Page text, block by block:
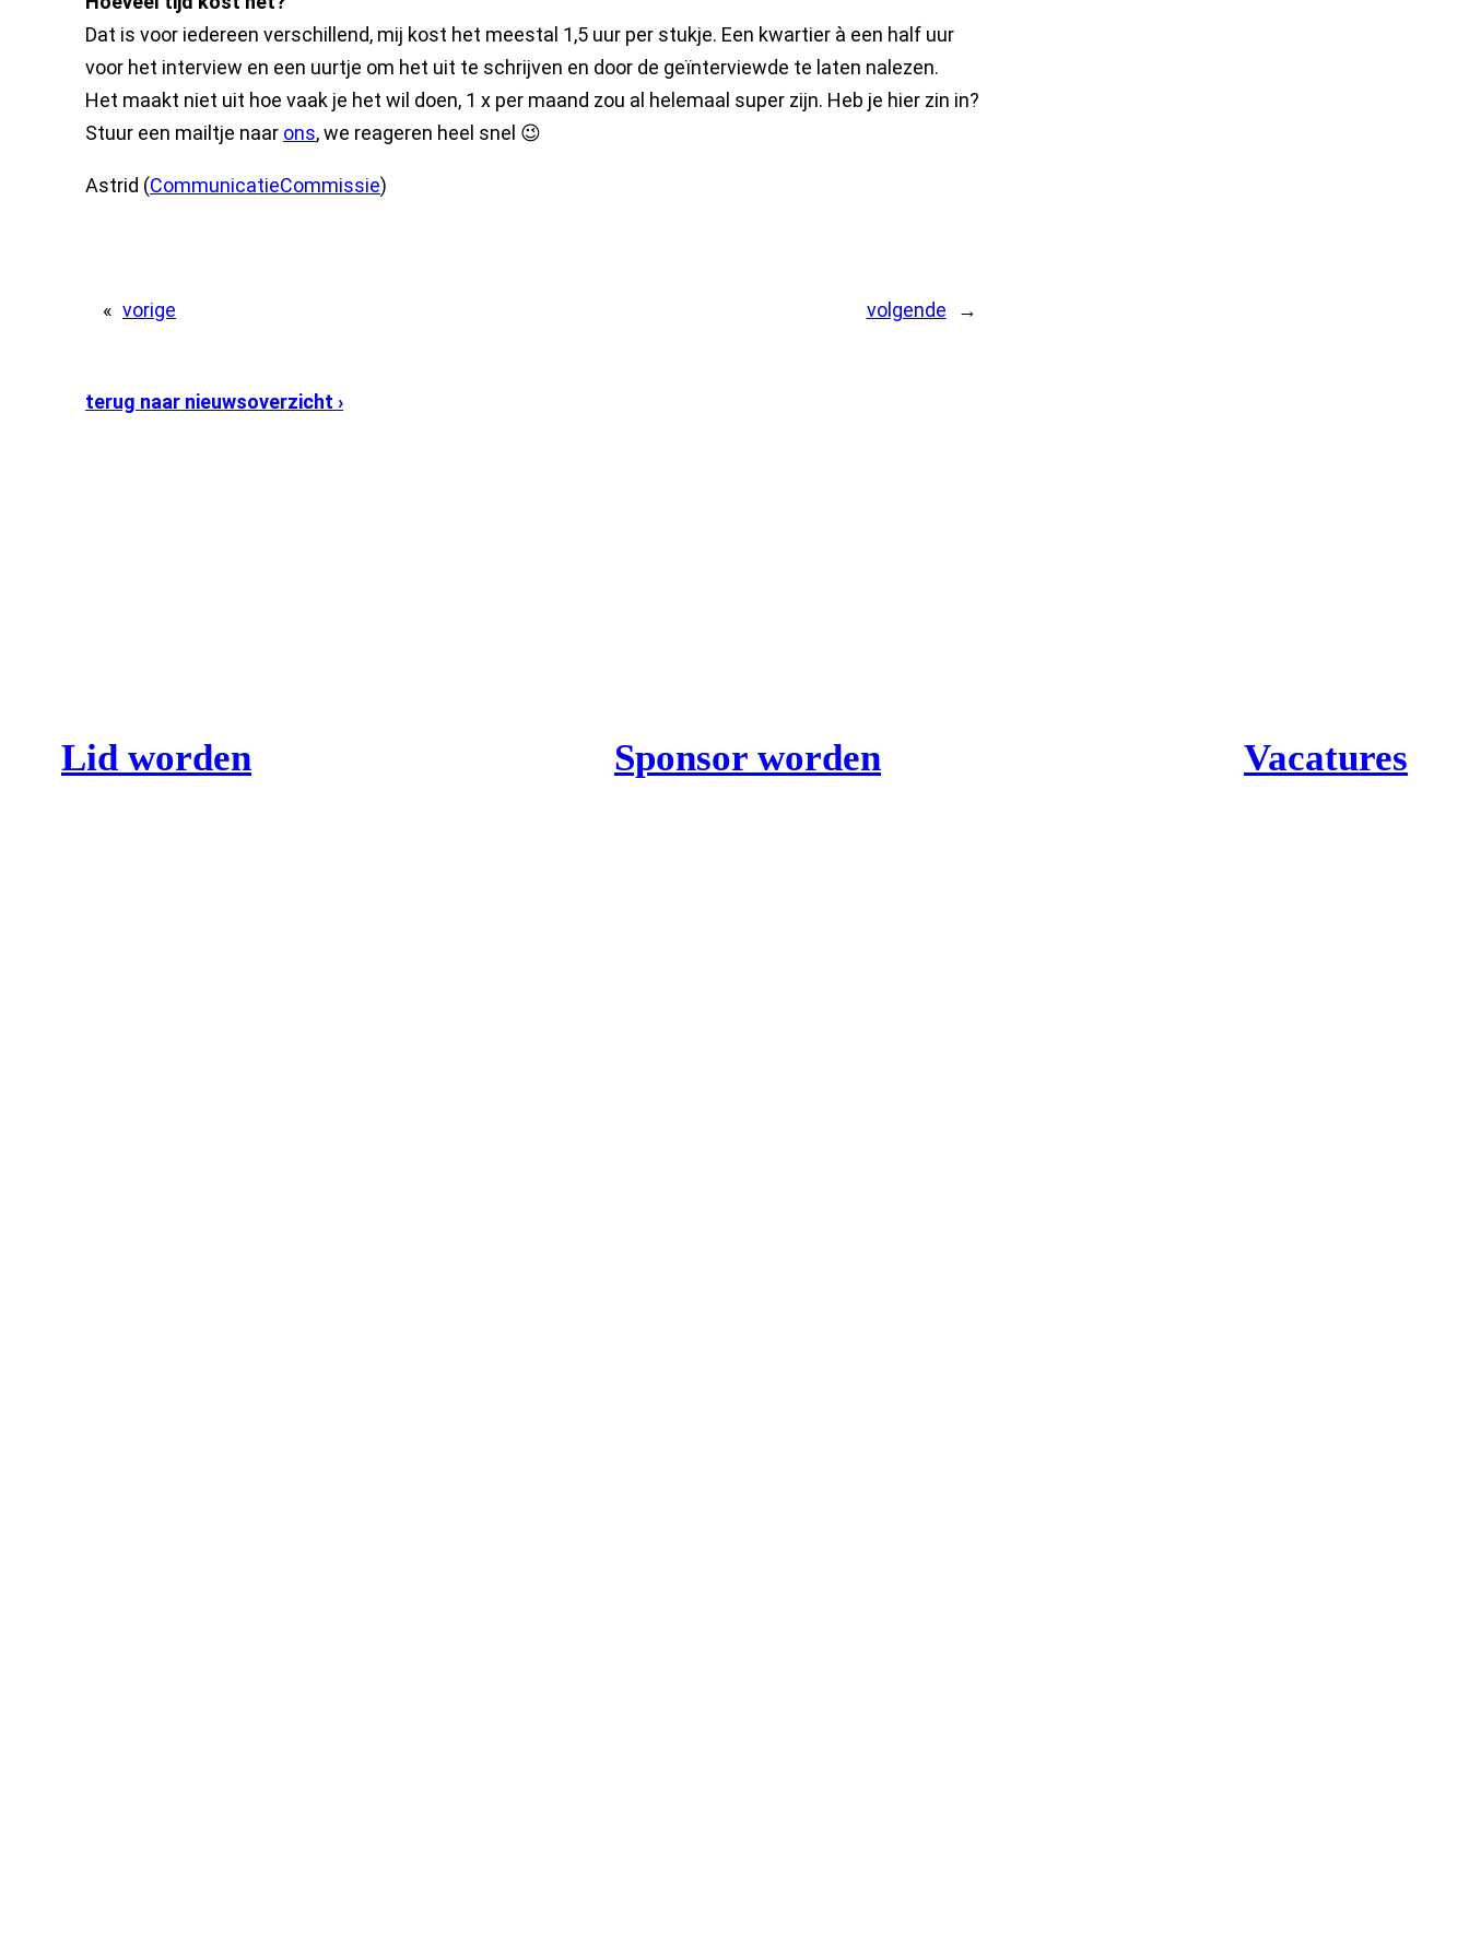
Dat is voor iedereen verschillend, mij kost het meestal 1,5 uur per stukje. Een kwartier à een half uur
voor het interview en een uurtje om het uit te schrijven en door de geïnterviewde te laten nalezen.
Het maakt niet uit hoe vaak je het wil doen, 1 x per maand zou al helemaal super zijn. Heb je hier zin in?
Stuur een mailtje naar ons, we reageren heel snel 😉
Astrid (CommunicatieCommissie)
« vorige volgende →
terug naar nieuwsoverzicht ›
Lid worden Sponsor worden Vacatures